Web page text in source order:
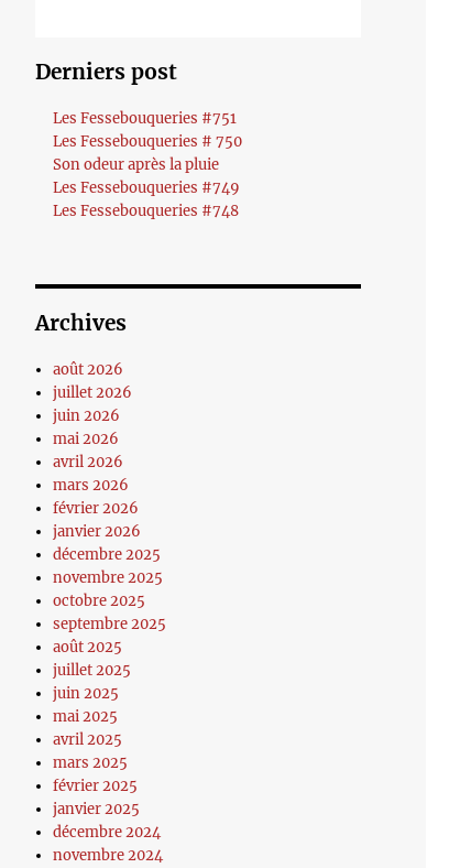
Derniers post
Les Fessebouqueries #751
Les Fessebouqueries # 750
Son odeur après la pluie
Les Fessebouqueries #749
Les Fessebouqueries #748
Archives
août 2026
juillet 2026
juin 2026
mai 2026
avril 2026
mars 2026
février 2026
janvier 2026
décembre 2025
novembre 2025
octobre 2025
septembre 2025
août 2025
juillet 2025
juin 2025
mai 2025
avril 2025
mars 2025
février 2025
janvier 2025
décembre 2024
novembre 2024